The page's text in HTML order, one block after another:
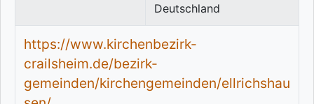
Deutschland
https://www.kirchenbezirk-
crailsheim.de/bezirk-
gemeinden/kirchengemeinden/ellrichshau